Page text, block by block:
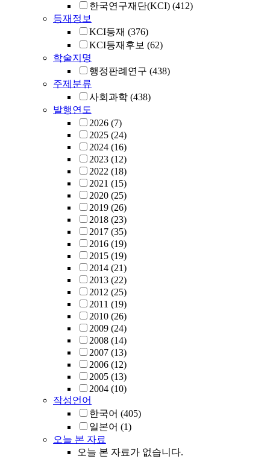
한국연구재단(KCI) (412)
등재정보
KCI등재 (376)
KCI등재후보 (62)
학술지명
행정판례연구 (438)
주제분류
사회과학 (438)
발행연도
2026 (7)
2025 (24)
2024 (16)
2023 (12)
2022 (18)
2021 (15)
2020 (25)
2019 (26)
2018 (23)
2017 (35)
2016 (19)
2015 (19)
2014 (21)
2013 (22)
2012 (25)
2011 (19)
2010 (26)
2009 (24)
2008 (14)
2007 (13)
2006 (12)
2005 (13)
2004 (10)
작성언어
한국어 (405)
일본어 (1)
오늘 본 자료
오늘 본 자료가 없습니다.